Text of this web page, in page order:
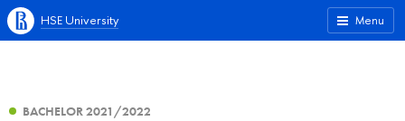
Menu
HSE University
BACHELOR 2021/2022